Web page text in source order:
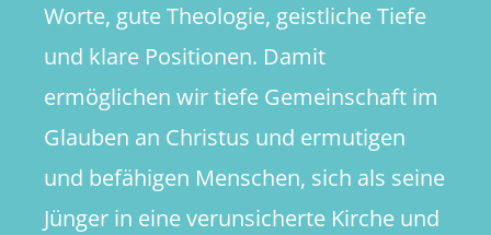
Worte, gute Theologie, geistliche Tiefe
und klare Positionen. Damit
ermöglichen wir tiefe Gemeinschaft im
Glauben an Christus und ermutigen
und befähigen Menschen, sich als seine
Jünger in eine verunsicherte Kirche und